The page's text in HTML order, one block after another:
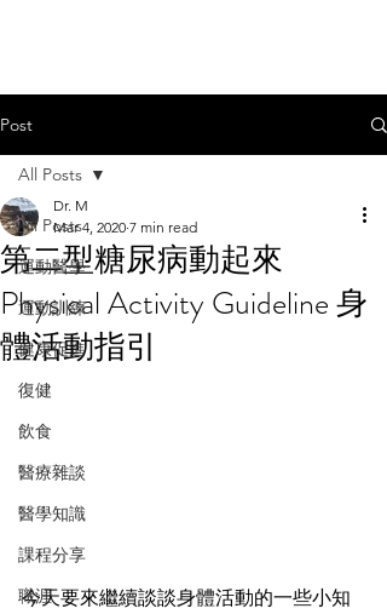
Post
All Posts
運動醫學
運動訓練
健康促進
復健
飲食
醫療雜談
醫學知識
課程分享
職涯
All Posts
第二型糖尿病動起來
Physical Activity Guideline 身
體活動指引
Dr. M
Mar 4, 2020 7 min read
今天要來繼續談談身體活動的一些小知